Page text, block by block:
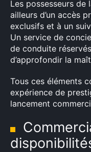
Les possesseurs de
ailleurs d’un accès
exclusifs et à un
Un service de
de conduite
d’approfondir la
Tous ces éléments
expérience de
lancement
: